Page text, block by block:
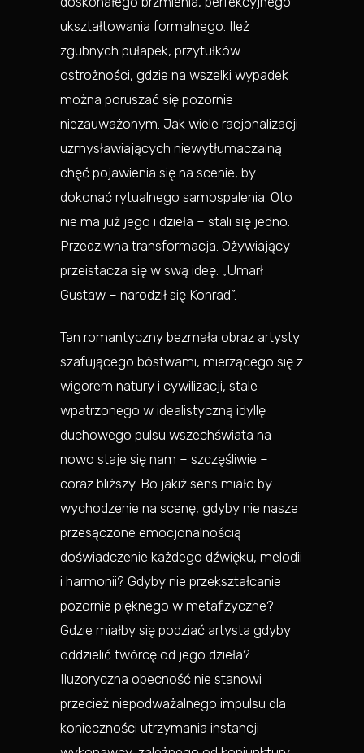
ukształtowania formalnego. Ileż
zgubnych pułapek, przytułków
ostrożności, gdzie na wszelki wypadek
można poruszać się pozornie
niezauważonym. Jak wiele racjonalizacji
uzmysławiających niewytłumaczalną
chęć pojawienia się na scenie, by
dokonać rytualnego samospalenia. Oto
nie ma już jego i dzieła – stali się jedno.
Przedziwna transformacja. Ożywiający
przeistacza się w swą ideę. „Umarł
Gustaw – narodził się Konrad”.
Ten romantyczny bezmała obraz artysty
szafującego bóstwami, mierzącego się z
wigorem natury i cywilizacji, stale
wpatrzonego w idealistyczną idyllę
duchowego pulsu wszechświata na
nowo staje się nam – szczęśliwie –
coraz bliższy. Bo jakiż sens miało by
wychodzenie na scenę, gdyby nie nasze
przesączone emocjonalnością
doświadczenie każdego dźwięku, melodii
i harmonii? Gdyby nie przekształcanie
pozornie pięknego w metafizyczne?
Gdzie miałby się podziać artysta gdyby
oddzielić twórcę od jego dzieła?
Iluzoryczna obecność nie stanowi
przecież niepodważalnego impulsu dla
konieczności utrzymania instancji